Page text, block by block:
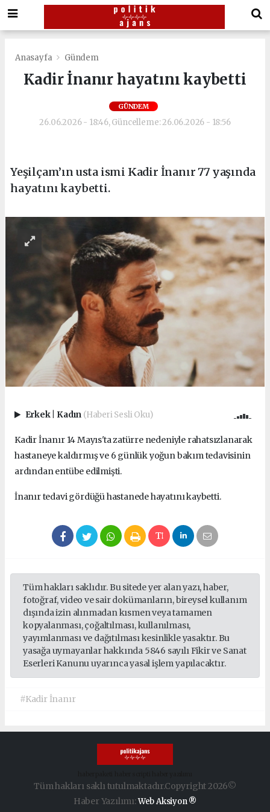
Anasayfa Gündem
Kadir İnanır hayatını kaybetti
GÜNDEM
26.06.2026 - 18:46, Güncelleme: 26.06.2026 - 18:56
Yeşilçam’ın usta ismi Kadir İnanır 77 yaşında
hayatını kaybetti.
Erkek Kadın (Haberi Sesli Oku)
Kadir İnanır 14 Mayıs'ta zatürre nedeniyle rahatsızlanarak
hastaneye kaldırmış ve 6 günlük yoğun bakım tedavisinin
ardından entübe edilmişti.
İnanır tedavi gördüğü hastanede hayatını kaybetti.
Tüm hakları saklıdır. Bu sitede yer alan yazı, haber,
fotoğraf, video ve sair dokümanların, bireysel kullanım
dışında izin alınmadan kısmen veya tamamen
kopyalanması, çoğaltılması, kullanılması,
yayımlanması ve dağıtılması kesinlikle yasaktır. Bu
yasağa uymayanlar hakkında 5846 sayılı Fikir ve Sanat
Eserleri Kanunu uyarınca yasal işlem yapılacaktır.
#Kadir İnanır
Tüm hakları saklı tutulmaktadır.Copyright 2026©
Haber Yazılımı:Web Aksiyon ®